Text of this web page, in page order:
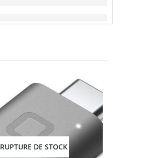
RUPTURE DE STOCK